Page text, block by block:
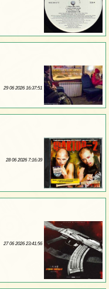
29 06 2026 16:37:51
28 06 2026 7:16:39
27 06 2026 23:41:56